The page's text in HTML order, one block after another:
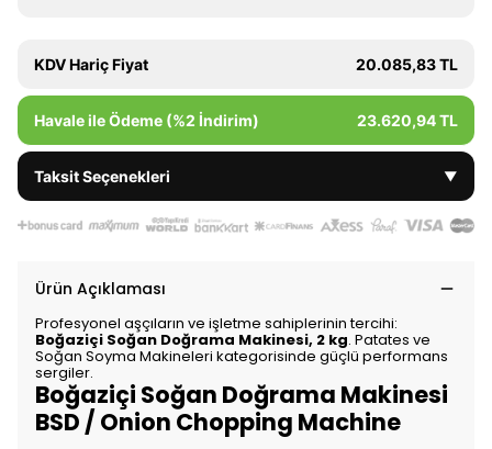
KDV Hariç Fiyat 20.085,83 TL
Havale ile Ödeme (%2 İndirim) 23.620,94 TL
Taksit Seçenekleri ▼
Ürün Açıklaması
Profesyonel aşçıların ve işletme sahiplerinin tercihi:
Boğaziçi Soğan Doğrama Makinesi, 2 kg. Patates ve
Soğan Soyma Makineleri kategorisinde güçlü performans
sergiler.
Boğaziçi Soğan Doğrama Makinesi
BSD / Onion Chopping Machine